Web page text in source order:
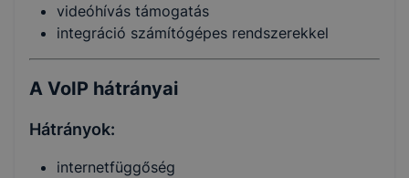
videóhívás támogatás
integráció számítógépes rendszerekkel
A VoIP hátrányai
Hátrányok:
internetfüggőség